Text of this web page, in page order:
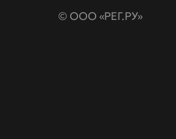
© ООО «РЕГ.РУ»